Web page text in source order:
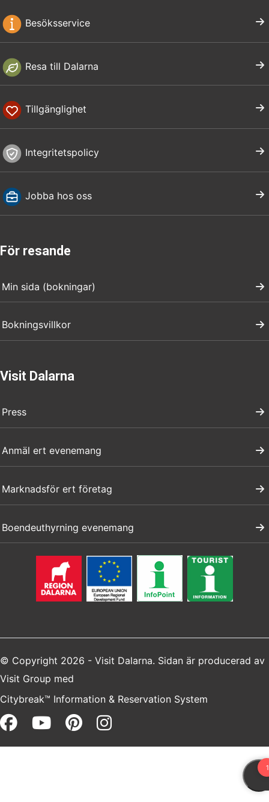
Besöksservice
Resa till Dalarna
Tillgänglighet
Integritetspolicy
Jobba hos oss
För resande
Min sida (bokningar)
Bokningsvillkor
Visit Dalarna
Press
Anmäl ert evenemang
Marknadsför ert företag
Boendeuthyrning evenemang
© Copyright 2026 - Visit Dalarna. Sidan är producerad av
Visit Group med
Citybreak™ Information & Reservation System
Facebook (opens in a new
Youtube (opens in a new
Pinterest (opens in a
Instagram (opens